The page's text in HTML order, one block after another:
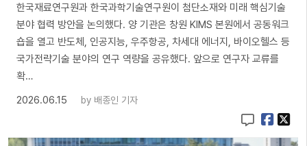
한국재료연구원과 한국과학기술연구원이 첨단소재와 미래 핵심기술
분야 협력 방안을 논의했다. 양 기관은 창원 KIMS 본원에서 공동워크
숍을 열고 반도체, 인공지능, 우주항공, 차세대 에너지, 바이오헬스 등
국가전략기술 분야의 연구 역량을 공유했다. 앞으로 연구자 교류를
확…
2026.06.15
by 배종인 기자